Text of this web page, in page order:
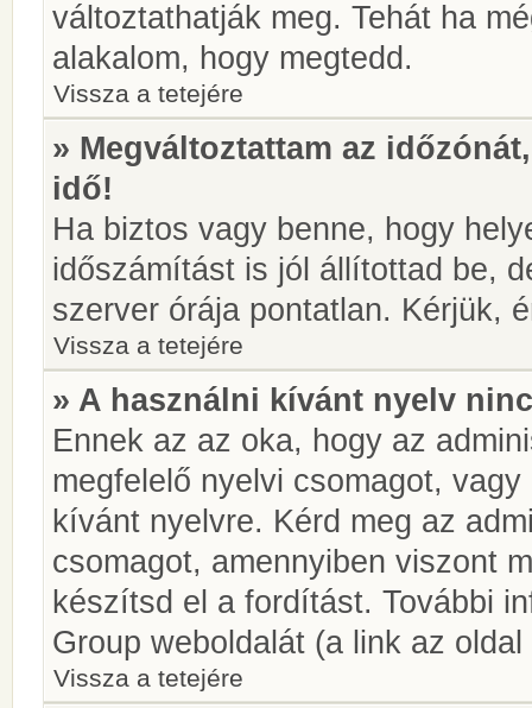
változtathatják meg. Tehát ha
alakalom, hogy megtedd.
Vissza a tetejére
» Megváltoztattam az
idő!
Ha biztos vagy benne, hogy
időszámítást is jól állítottad be,
szerver órája pontatlan. Kérjük,
Vissza a tetejére
» A használni kívánt nyelv
Ennek az az oka, hogy az
megfelelő nyelvi csomagot,
kívánt nyelvre. Kérd meg az
csomagot, amennyiben viszont
készítsd el a fordítást. További
Group weboldalát (a link az
Vissza a tetejére